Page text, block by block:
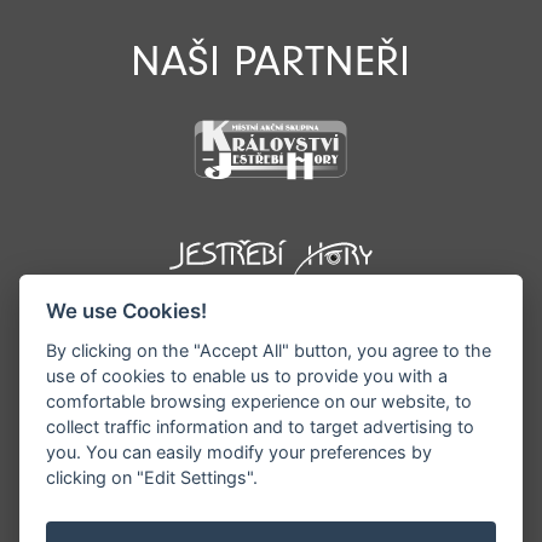
NAŠI PARTNEŘI
©1996 - 2026 Všechna práva vyhrazena serveru
We use Cookies!
By clicking on the "Accept All" button, you agree to the
use of cookies to enable us to provide you with a
comfortable browsing experience on our website, to
collect traffic information and to target advertising to
you. You can easily modify your preferences by
clicking on "Edit Settings".